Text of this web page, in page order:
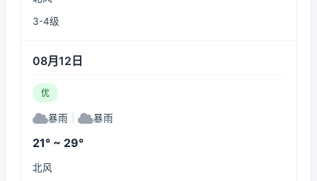
3-4级
08月12日
优
暴雨 暴雨
21° ~ 29°
北风